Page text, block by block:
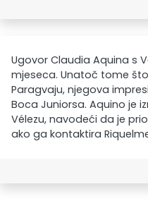
Ugovor Claudia Aquina s
mjeseca. Unatoč tome
Paragvaju, njegova
Boca Juniorsa. Aquino je
Vélezu, navodeći da je
ako ga kontaktira